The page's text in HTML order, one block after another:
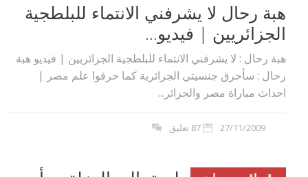
هبة رحال لا يشرفني الانتماء للبلطجية
الجزائريين | فيديو...
هبة رحال : لا يشرفني الانتماء للبلطجية الجزائريين | فيديو هبة
رحال : سأحرق جنسيتي الجزائرية كما حرقوا علم مصر |
احداث مباراة مصر والجزائر...
27/11/2009 87 تعليق